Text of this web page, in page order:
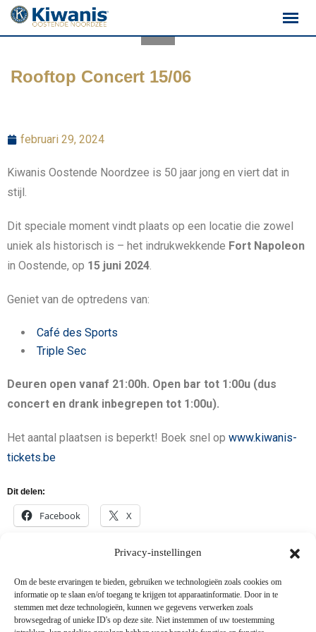
Privacy-instellingen
Om de beste ervaringen te bieden, gebruiken we technologieën zoals cookies om
informatie op te slaan en/of toegang te krijgen tot apparaatinformatie. Door in te
stemmen met deze technologieën, kunnen we gegevens verwerken zoals
browsegedrag of unieke ID's op deze site. Niet instemmen of uw toestemming
Rooftop Concert 15/06
februari 29, 2024
Kiwanis Oostende Noordzee is 50 jaar jong en viert dat in
stijl.
Dit speciale moment vindt plaats op een locatie die zowel
uniek als historisch is – het indrukwekkende Fort Napoleon
in Oostende, op 15 juni 2024.
Geniet van de optredens van:
Café des Sports
Triple Sec
Deuren open vanaf 21:00h. Open bar tot 1:00u (dus
concert en drank inbegrepen tot 1:00u).
Het aantal plaatsen is beperkt! Boek snel op www.kiwanis-
tickets.be
Dit delen:
Facebook X